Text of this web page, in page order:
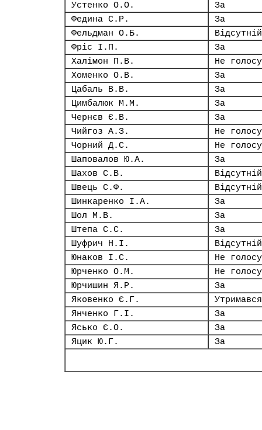
Устенко О.О.
За
Федина С.Р.
За
Фельдман О.Б.
Відсутній
Фріс І.П.
За
Халімон П.В.
Не
Хоменко О.В.
За
Цабаль В.В.
За
Цимбалюк М.М.
За
Чернєв Є.В.
За
Чийгоз А.З.
Не
Чорний Д.С.
Не
Шаповалов Ю.А.
За
Шахов С.В.
Відсутній
Швець С.Ф.
Відсутній
Шинкаренко І.А.
За
Шол М.В.
За
Штепа С.С.
За
Шуфрич Н.І.
Відсутній
Юнаков І.С.
Не
Юрченко О.М.
Не
Юрчишин Я.Р.
За
Яковенко Є.Г.
Утримався
Янченко Г.І.
За
Ясько Є.О.
За
Яцик Ю.Г.
За